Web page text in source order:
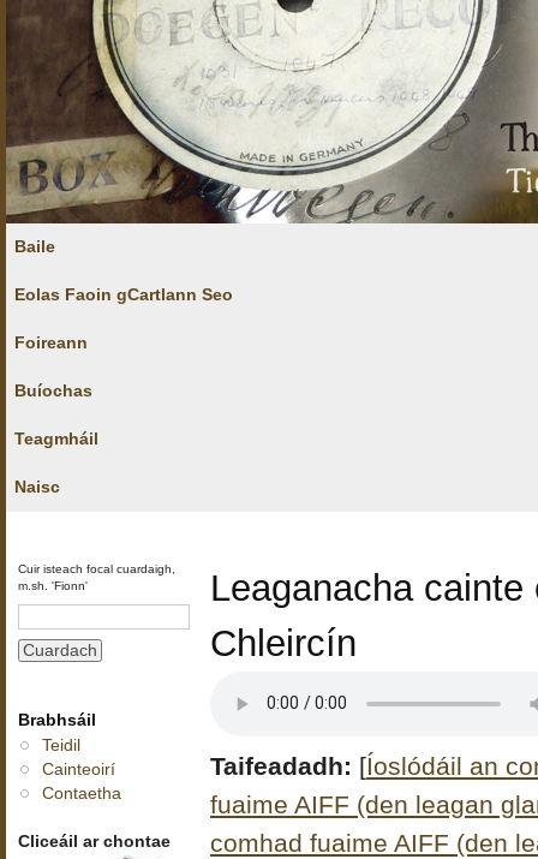
Baile
Eolas Faoin gCartlann Seo
Foireann
Buíochas
Teagmháil
Naisc
Cuir isteach focal cuardaigh,
m.sh. 'Fionn'
Brabhsáil
Teidil
Cainteoirí
Contaetha
Cliceáil ar chontae
Leaganacha
Chleircín
Taifeadadh: [Íoslódáil an
fuaime AIFF (den leagan
comhad fuaime AIFF (den